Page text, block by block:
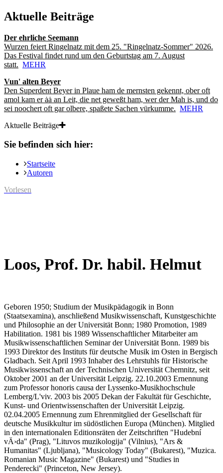
Aktuelle Beiträge
Der ehrliche Seemann
Wurzen feiert Ringelnatz mit dem 25. "Ringelnatz-Sommer" 2026.
Das Festival findet rund um den Geburtstag am 7. August
statt. MEHR
Vun' alten Beyer
Den Superdent Beyer in Plaue ham de mernsten gekennt, ober oft
amol kam er ȧȧ an Leit, die net geweßt ham, wer der Mah is, und do
sei noochert oft gar olbere, spaßete Sachen vürkumme. MEHR
Aktuelle Beiträge
Sie befinden sich hier:
Startseite
Autoren
Vorlesen
Loos, Prof. Dr. habil. Helmut
Geboren 1950; Studium der Musikpädagogik in Bonn
(Staatsexamina), anschließend Musikwissenschaft, Kunstgeschichte
und Philosophie an der Universität Bonn; 1980 Promotion, 1989
Habilitation. 1981 bis 1989 Wissenschaftlicher Mitarbeiter am
Musikwissenschaftlichen Seminar der Universität Bonn. 1989 bis
1993 Direktor des Instituts für deutsche Musik im Osten in Bergisch
Gladbach. Seit April 1993 Inhaber des Lehrstuhls für Historische
Musikwissenschaft an der Technischen Universität Chemnitz, seit
Oktober 2001 an der Universität Leipzig. 22.10.2003 Ernennung
zum Professor honoris causa der Lyssenko-Musikhochschule
Lemberg/L'viv. 2003 bis 2005 Dekan der Fakultät für Geschichte,
Kunst- und Orientwissenschaften der Universität Leipzig.
02.04.2005 Ernennung zum Ehrenmitglied der Gesellschaft für
deutsche Musikkultur im südöstlichen Europa (München). Mitglied
in den internationalen Editionsräten der Zeitschriften "Hudební
vÄ›da" (Prag), "Lituvos muzikologija" (Vilnius), "Ars &
Humanitas" (Ljubljana), "Musicology Today" (Bukarest), "Muzica.
Romanian Music Magazine" (Bukarest) und "Studies in
Penderecki" (Princeton, New Jersey).